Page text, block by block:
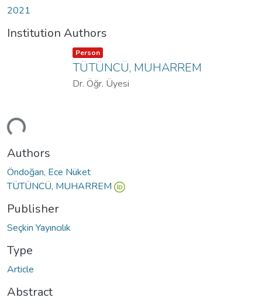
2021
Institution Authors
Item type:
Person ,
TÜTÜNCÜ, MUHARREM
Dr. Öğr. Üyesi
Authors
Öndoğan, Ece Nüket
TÜTÜNCÜ, MUHARREM
Publisher
Seçkin Yayıncılık
Type
Article
Abstract